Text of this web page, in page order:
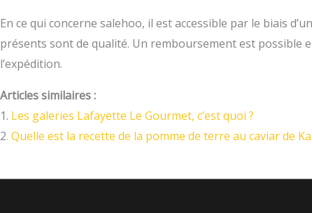
En ce qui concerne salehoo, il est accessible par le biais
présents sont de qualité. Un remboursement est possible
l’expédition.
Articles similaires :
1. Les galeries Lafayette Le Gourmet, c’est quoi ?
2. Quelle est la recette de la pomme de terre au caviar de